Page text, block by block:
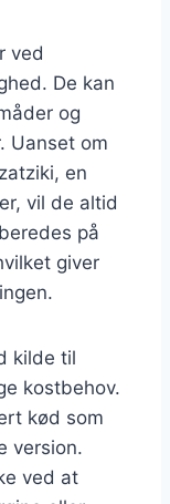
ved
De kan
og
Uanset om
en
vil de altid
på
giver
kilde til
kostbehov.
kød som
version.
ved at